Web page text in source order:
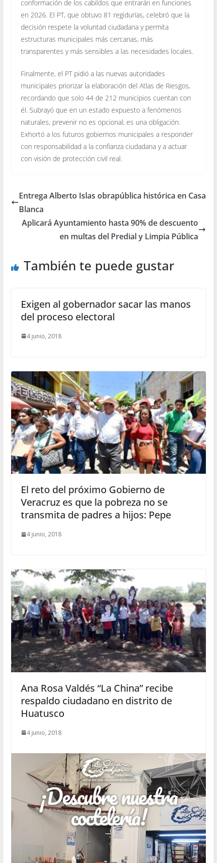
conformación de los cabildos que entrarán en funciones
en 2026. El PT, que obtuvo 81 regidurías, celebró que la
decisión respete la voluntad ciudadana y permita
estructuras municipales más cercanas, más
transparentes y más sensibles a las necesidades locales.
Finalmente, el PT pidió a las nuevas autoridades
municipales priorizar la elaboración del Atlas de Riesgos,
recordando que solo 44 de 212 municipios cuentan con
él. Subrayó que en un estado expuesto a fenómenos
naturales, prevenir no es opcional; es una obligación.
Exhortó a los futuros gobiernos municipales a responder
con responsabilidad a la confianza ciudadana y a actuar
con visión de protección civil real.
Entrega Alberto Islas obrapública histórica en Casa
Blanca
Aplicará Ayuntamiento hasta 90% de descuento
en multas del Predial y Limpia Pública
También te puede gustar
Exigen al gobernador sacar las manos
del proceso electoral
4 junio, 2018
El reto del próximo Gobierno de
Veracruz es que la pobreza no se
transmita de padres a hijos: Pepe
4 junio, 2018
Ana Rosa Valdés “La China” recibe
respaldo ciudadano en distrito de
Huatusco
4 junio, 2018